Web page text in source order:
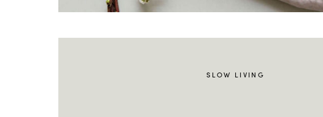
SLOW LIVING